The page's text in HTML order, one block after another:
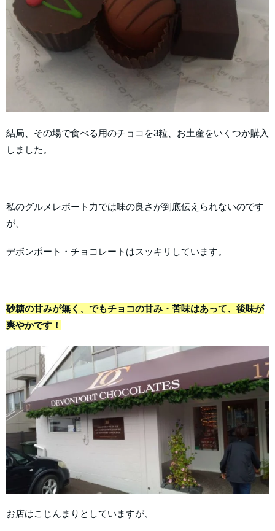
結局、その場で食べる用のチョコを3粒、お土産をいくつか購入
しました。
私のグルメレポート力では味の良さが到底伝えられないのです
が、
デボンポート・チョコレートはスッキリしています。
砂糖の甘みが無く、でもチョコの甘み・苦味はあって、後味が
爽やかです！
お店はこじんまりとしていますが、